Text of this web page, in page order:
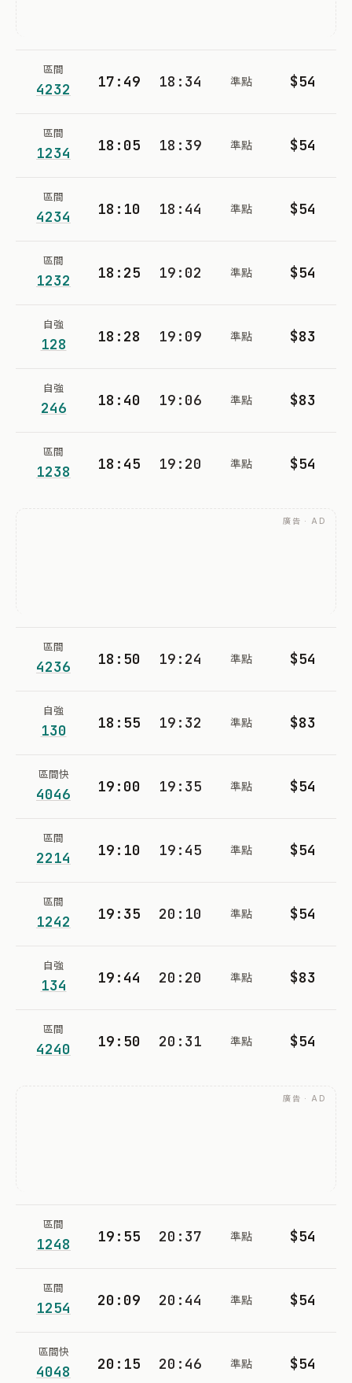
區間
4232 17:49 18:34 準點 $54
區間
1234 18:05 18:39 準點 $54
區間
4234 18:10 18:44 準點 $54
區間
1232 18:25 19:02 準點 $54
自強
128 18:28 19:09 準點 $83
自強
246 18:40 19:06 準點 $83
區間
1238 18:45 19:20 準點 $54
廣告 · AD
區間
4236 18:50 19:24 準點 $54
自強
130 18:55 19:32 準點 $83
區間快
4046 19:00 19:35 準點 $54
區間
2214 19:10 19:45 準點 $54
區間
1242 19:35 20:10 準點 $54
自強
134 19:44 20:20 準點 $83
區間
4240 19:50 20:31 準點 $54
廣告 · AD
區間
1248 19:55 20:37 準點 $54
區間
1254 20:09 20:44 準點 $54
區間快
4048 20:15 20:46 準點 $54